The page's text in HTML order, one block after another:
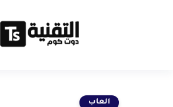
العاب